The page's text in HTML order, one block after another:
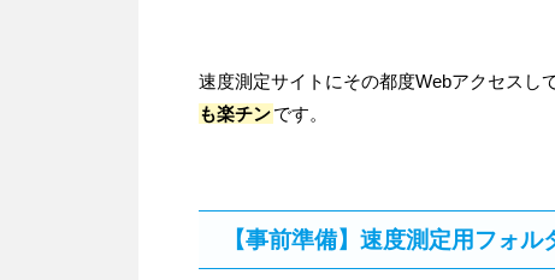
速度測定サイトにその都度Webアクセスし
も楽チンです。
【事前準備】速度測定用フォル